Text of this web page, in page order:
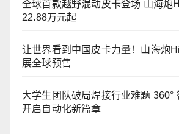
全球首款越野混动皮卡登场 山海炮
22.88万元起
让世界看到中国皮卡力量！山海炮
展全球预售
大学生团队破局焊接行业难题 360°
开启自动化新篇章